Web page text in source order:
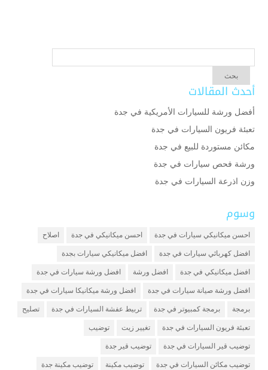
أحدث المقالات
أفضل ورشة للسيارات الأمريكية في جدة
تعبئة فريون السيارات في جدة
مكائن مستوردة للبيع في جدة
ورشة فحص سيارات في جدة
وزن اذرعة السيارات في جدة
وسوم
احسن ميكانيكي سيارات في جدة احسن ميكانيكي في جدة اصلاح
افضل كهربائي سيارات في جدة افضل ميكانيكي سيارات بجدة
افضل ميكانيكي في جدة افضل ورشة افضل ورشة سيارات في جدة
افضل ورشة صيانة سيارات في جدة افضل ورشة ميكانيكا سيارات في جدة
برمجة برمجة كمبيوتر في جدة تربيط عفشة السيارات في جدة تصليح
تعبئة فريون السيارات في جدة تغيير زيت توضيب
توضيب قير السيارات في جدة توضيب قير جدة
توضيب مكائن السيارات في جدة توضيب مكينة توضيب مكينة جدة